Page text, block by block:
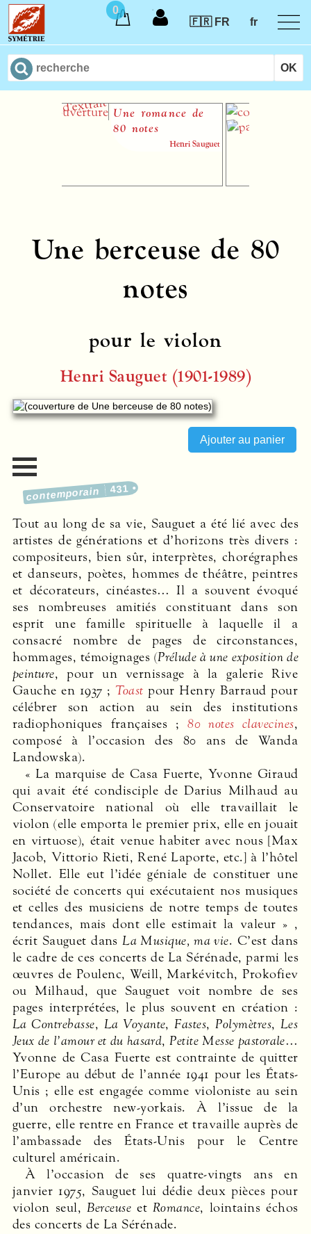
0
🇫🇷 FR
fr
Une romance de
80 notes
Henri Sauguet
Une berceuse de 80
notes
pour le violon
Henri Sauguet (1901-1989)
contemporain 431
Tout au long de sa vie, Sauguet a été lié avec des
artistes de générations et d’horizons très divers :
compositeurs, bien sûr, interprètes, chorégraphes
et danseurs, poètes, hommes de théâtre, peintres
et décorateurs, cinéastes… Il a souvent évoqué
ses nombreuses amitiés constituant dans son
esprit une famille spirituelle à laquelle il a
consacré nombre de pages de circonstances,
hommages, témoignages (Prélude à une exposition de
peinture, pour un vernissage à la galerie Rive
Gauche en 1937 ;Toast pour Henry Barraud pour
célébrer son action au sein des institutions
radiophoniques françaises ;80 notes clavecines,
composé à l’occasion des 80 ans de Wanda
Landowska).
« La marquise de Casa Fuerte, Yvonne Giraud
qui avait été condisciple de Darius Milhaud au
Conservatoire national où elle travaillait le
violon (elle emporta le premier prix, elle en jouait
en virtuose), était venue habiter avec nous [Max
Jacob, Vittorio Rieti, René Laporte, etc.] à l’hôtel
Nollet. Elle eut l’idée géniale de constituer une
société de concerts qui exécutaient nos musiques
et celles des musiciens de notre temps de toutes
tendances, mais dont elle estimait la valeur » ,
écrit Sauguet dansLa Musique, ma vie. C’est dans
le cadre de ces concerts de La Sérénade, parmi les
œuvres de Poulenc, Weill, Markévitch, Prokofiev
ou Milhaud, que Sauguet voit nombre de ses
pages interprétées, le plus souvent en création :
La Contrebasse, La Voyante,Fastes,Polymètres, Les
Jeux de l’amour et du hasard,Petite Messe pastorale…
Yvonne de Casa Fuerte est contrainte de quitter
l’Europe au début de l’année 1941 pour les États-
Unis ; elle est engagée comme violoniste au sein
d’un orchestre new-yorkais. À l’issue de la
guerre, elle rentre en France et travaille auprès de
l’ambassade des États-Unis pour le Centre
culturel américain.
À l’occasion de ses quatre-vingts ans en
janvier 1975, Sauguet lui dédie deux pièces pour
violon seul,Berceuse et Romance, lointains échos
des concerts de La Sérénade.